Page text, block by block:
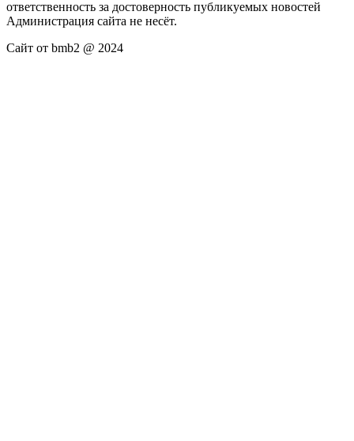
ответственность за достоверность публикуемых новостей
Администрация сайта не несёт.
Сайт от bmb2 @ 2024